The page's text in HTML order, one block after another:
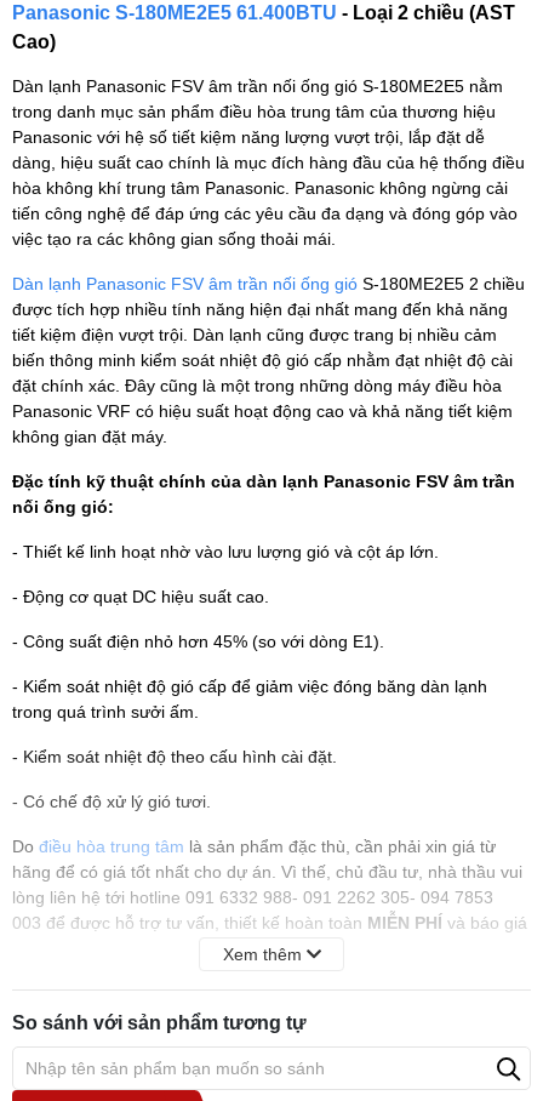
Panasonic S-180ME2E5 61.400BTU - Loại 2 chiều (AST
Cao)
Dàn lạnh Panasonic FSV âm trần nối ống gió S-180ME2E5 nằm
trong danh mục sản phẩm điều hòa trung tâm của thương hiệu
Panasonic với hệ số tiết kiệm năng lượng vượt trội, lắp đặt dễ
dàng, hiệu suất cao chính là mục đích hàng đầu của hệ thống điều
hòa không khí trung tâm Panasonic. Panasonic không ngừng cải
tiến công nghệ để đáp ứng các yêu cầu đa dạng và đóng góp vào
việc tạo ra các không gian sống thoải mái.
Dàn lạnh Panasonic FSV âm trần nối ống gió S-180ME2E5 2 chiều
được tích hợp nhiều tính năng hiện đại nhất mang đến khả năng
tiết kiệm điện vượt trội. Dàn lạnh cũng được trang bị nhiều cảm
biến thông minh kiểm soát nhiệt độ gió cấp nhằm đạt nhiệt độ cài
đặt chính xác. Đây cũng là một trong những dòng máy điều hòa
Panasonic VRF có hiệu suất hoạt động cao và khả năng tiết kiệm
không gian đặt máy.
Đặc tính kỹ thuật chính của dàn lạnh Panasonic FSV âm trần
nối ống gió:
- Thiết kế linh hoạt nhờ vào lưu lượng gió và cột áp lớn.
- Động cơ quạt DC hiệu suất cao.
- Công suất điện nhỏ hơn 45% (so với dòng E1).
- Kiểm soát nhiệt độ gió cấp để giảm việc đóng băng dàn lạnh
trong quá trình sưởi ấm.
- Kiểm soát nhiệt độ theo cấu hình cài đặt.
- Có chế độ xử lý gió tươi.
Do điều hòa trung tâm là sản phẩm đặc thù, cần phải xin giá từ
hãng để có giá tốt nhất cho dự án. Vì thế, chủ đầu tư, nhà thầu vui
lòng liên hệ tới hotline 091 6332 988- 091 2262 305- 094 7853
003 để được hỗ trợ tư vấn, thiết kế hoàn toàn MIỄN PHÍ và báo giá
Quý khách có thể tham khảo thêm các dòng điều hoà trung tâm
được phân phối bởi Điện máy 247 trực tiếp trên
website:dienmayonline247.com-lapdieuhoa.vn
Xem thêm
So sánh với sản phẩm tương tự